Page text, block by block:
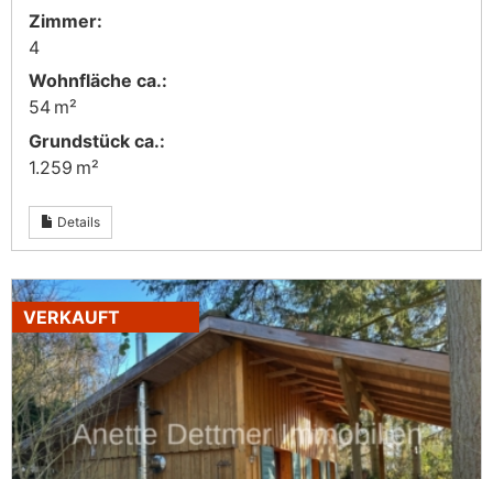
Zimmer:
4
Wohnfläche ca.:
54 m²
Grund­stück ca.:
1.259 m²
Details
VERKAUFT